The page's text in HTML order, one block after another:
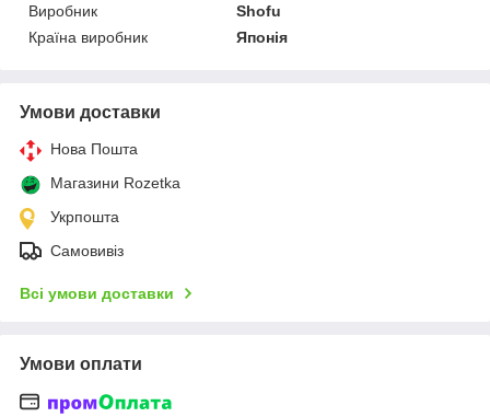
Виробник
Shofu
Країна виробник
Японія
Умови доставки
Нова Пошта
Магазини Rozetka
Укрпошта
Самовивіз
Всі умови доставки
Умови оплати